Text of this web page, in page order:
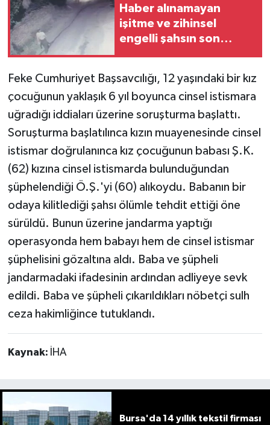
Haber alınamayan
işitme ve zihinsel
engelli şahsın son
Feke Cumhuriyet Başsavcılığı, 12 yaşındaki bir kız
çocuğunun yaklaşık 6 yıl boyunca cinsel istismara
uğradığı iddiaları üzerine soruşturma başlattı.
Soruşturma başlatılınca kızın muayenesinde cinsel
istismar doğrulanınca kız çocuğunun babası Ş.K.
(62) kızına cinsel istismarda bulunduğundan
şüphelendiği Ö.Ş.'yi (60) alıkoydu. Babanın bir
odaya kilitlediği şahsı ölümle tehdit ettiği öne
sürüldü. Bunun üzerine jandarma yaptığı
operasyonda hem babayı hem de cinsel istismar
şüphelisini gözaltına aldı. Baba ve şüpheli
jandarmadaki ifadesinin ardından adliyeye sevk
edildi. Baba ve şüpheli çıkarıldıkları nöbetçi sulh
ceza hakimliğince tutuklandı.
Kaynak: İHA
Bursa'da 14 yıllık tekstil firması